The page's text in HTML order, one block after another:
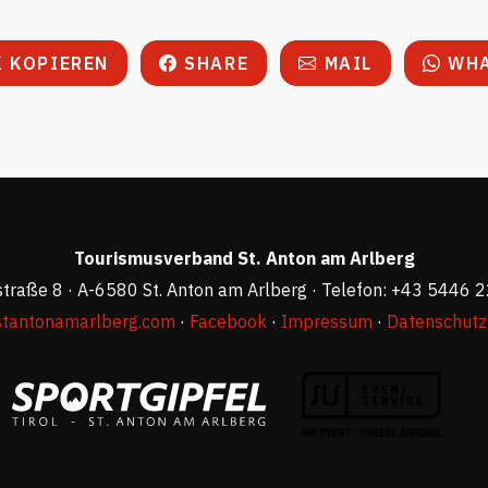
KOPIEREN SHARE MAIL
Tourismusverband St. Anton am Arlberg
8 · A-6580 St. Anton am Arlberg · Telefon: +43 5446
· Facebook· Impressum · Datenschutz